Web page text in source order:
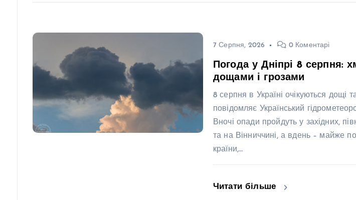
7 Серпня, 2026 0 Коментарі
Погода у Дніпрі 8 серпня:
дощами і грозами
8 серпня в Україні очікуються дощі
повідомляє Український
Вночі опади пройдуть у західних,
та на Вінниччині, а вдень – майже по
країни,…
Читати більше